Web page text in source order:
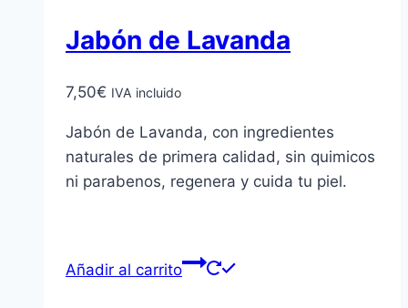
Jabón de Lavanda
7,50€ IVA incluido
Jabón de Lavanda, con ingredientes
naturales de primera calidad, sin quimicos
ni parabenos, regenera y cuida tu piel.
Añadir al carrito